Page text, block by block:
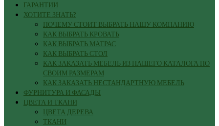
ГАРАНТИИ
ХОТИТЕ ЗНАТЬ?
ПОЧЕМУ СТОИТ ВЫБРАТЬ НАШУ КОМПАНИЮ
КАК ВЫБРАТЬ КРОВАТЬ
КАК ВЫБРАТЬ МАТРАС
КАК ВЫБРАТЬ СТОЛ
КАК ЗАКАЗАТЬ МЕБЕЛЬ ИЗ НАШЕГО КАТАЛОГА ПО
СВОИМ РАЗМЕРАМ
КАК ЗАКАЗАТЬ НЕСТАНДАРТНУЮ МЕБЕЛЬ
ФУРНИТУРА И ФАСАДЫ
ЦВЕТА И ТКАНИ
ЦВЕТА ДЕРЕВА
ТКАНИ